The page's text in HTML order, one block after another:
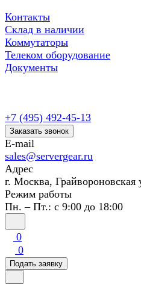
Контакты
Склад в наличии
Коммутаторы
Телеком оборудование
Документы
+7 (495) 492-45-13
Заказать звонок
E-mail
sales@servergear.ru
Адрес
г. Москва,
Режим работы
Пн. – Пт.: с 9:00 до 18:00
0
0
Подать заявку